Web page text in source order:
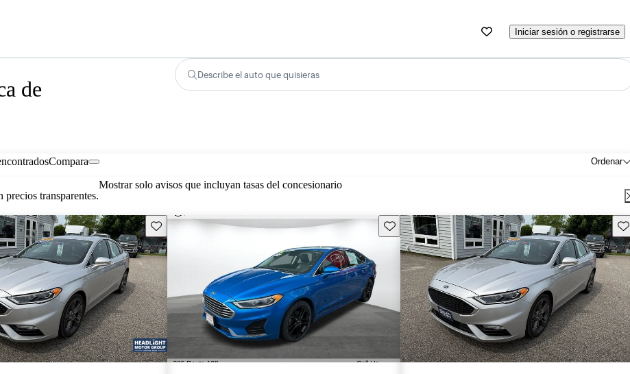
Iniciar sesión o registrarse
de
Describe el auto que quisieras
Ordenar
Compara
precios transparentes.
Mostrar solo avisos que incluyan tasas del concesionario
Guarda este Aviso Guarda este Aviso